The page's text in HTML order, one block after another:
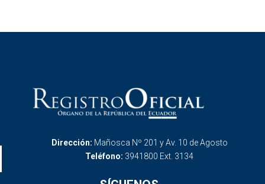
Dirección: Mañosca Nº 201 y Av. 10 de Agosto
Teléfono: 3941800 Ext. 3134